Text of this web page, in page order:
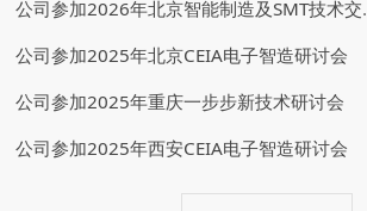
公司参加2025年北京CEIA电子智造研讨会
公司参加2025年重庆一步步新技术研讨会
公司参加2025年西安CEIA电子智造研讨会